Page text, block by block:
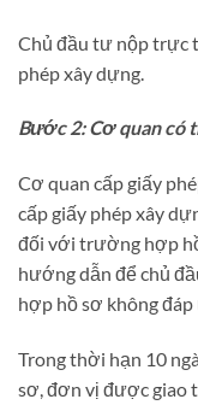
Chủ đầu tư nộp trực
phép xây dựng.
Bước 2: Cơ quan có
Cơ quan cấp giấy
cấp giấy phép xây
đối với trường hợp
hướng dẫn để chủ
hợp hồ sơ không
Trong thời hạn 10
sơ, đơn vị được giao